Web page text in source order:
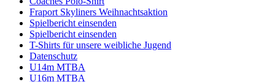
Fraport Skyliners Weihnachtsaktion
Spielbericht einsenden
Spielbericht einsenden
T-Shirts für unsere weibliche Jugend
Datenschutz
U14m MTBA
U16m MTBA